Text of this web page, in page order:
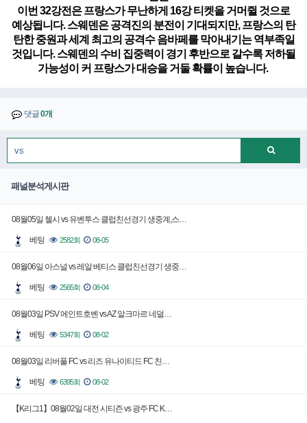
이번 32강전은 프랑스가 무난하게 16강 티켓을 거머쥘 것으로
예상됩니다. 스웨덴은 공격진의 분전이 기대되지만, 프랑스의 탄
탄한 중원과 세계 최고의 공격수 음바페를 막아내기는 역부족일
것입니다. 스웨덴의 수비 집중력이 경기 후반으로 갈수록 저하될
가능성이 커 프랑스가 대승을 거둘 확률이 높습니다.
댓글0개
패널분석게시판
08월05일 첼시 vs 유벤투스 클럽친선경기 생중계,스…
베팅 2582회 08-05
08월06일 아스널 vs 레알 베티스 클럽친선경기 생중…
베팅 2565회 08-04
08월03일 PSV 에인트호벤 vs AZ 알크마르 네덜…
베팅 5347회 08-02
08월03일 리버풀 FC vs 리즈 유나이티드 FC 친…
베팅 6395회 08-02
【K리그1】08월02일 대전 시티즌 vs 광주 FC K…